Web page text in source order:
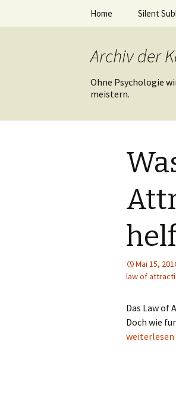
Silent
Home Silent
Archiv der
Ohne Psychologie
meistern.
Mai 15,
law of
Das Law of
Doch wie
Was ist das
weiterlesen